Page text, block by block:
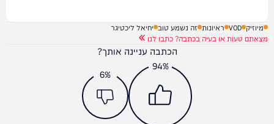
מיוזיק VOD ראיונות זה נשמע טוב יחיאל ליכטיגר
מצאתם טעות או בעיה בכתבה? כתבו לנו
הכתבה עניינה אותך?
94%
6%